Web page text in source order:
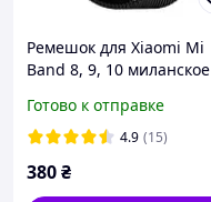
Ремешок для Xiaomi Mi
Band 8, 9, 10 миланское
Готово к отправке
4.9 (15)
380₴